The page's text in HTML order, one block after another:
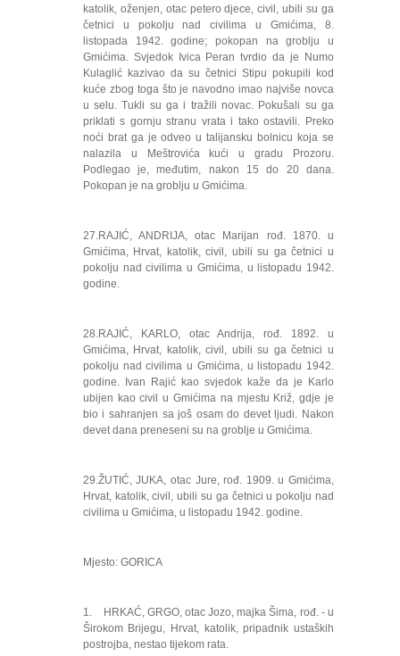
katolik, oženjen, otac petero djece, civil, ubili su ga
četnici u pokolju nad civilima u Gmićima, 8.
listopada 1942. godine; pokopan na groblju u
Gmićima. Svjedok Ivica Peran tvrdio da je Numo
Kulaglić kazivao da su četnici Stipu pokupili kod
kuće zbog toga što je navodno imao najviše novca
u selu. Tukli su ga i tražili novac. Pokušali su ga
priklati s gornju stranu vrata i tako ostavili. Preko
noći brat ga je odveo u talijansku bolnicu koja se
nalazila u Meštrovića kući u gradu Prozoru.
Podlegao je, međutim, nakon 15 do 20 dana.
Pokopan je na groblju u Gmićima.
27.RAJIĆ, ANDRIJA, otac Marijan rođ. 1870. u
Gmićima, Hrvat, katolik, civil, ubili su ga četnici u
pokolju nad civilima u Gmićima, u listopadu 1942.
godine.
28.RAJIĆ, KARLO, otac Andrija, rođ. 1892. u
Gmićima, Hrvat, katolik, civil, ubili su ga četnici u
pokolju nad civilima u Gmićima, u listopadu 1942.
godine. Ivan Rajić kao svjedok kaže da je Karlo
ubijen kao civil u Gmićima na mjestu Križ, gdje je
bio i sahranjen sa još osam do devet ljudi. Nakon
devet dana preneseni su na groblje u Gmićima.
29.ŽUTIĆ, JUKA, otac Jure, rođ. 1909. u Gmićima,
Hrvat, katolik, civil, ubili su ga četnici u pokolju nad
civilima u Gmićima, u listopadu 1942. godine.
Mjesto: GORICA
1. HRKAĆ, GRGO, otac Jozo, majka Šima, rođ. - u
Širokom Brijegu, Hrvat, katolik, pripadnik ustaških
postrojba, nestao tijekom rata.